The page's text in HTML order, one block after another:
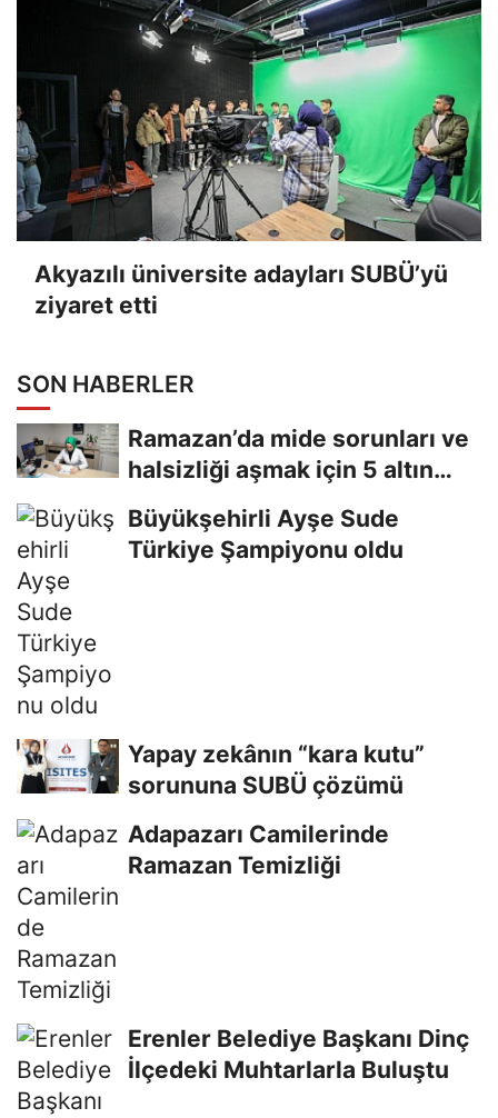
Akyazılı üniversite adayları SUBÜ’yü
ziyaret etti
SON HABERLER
Ramazan’da mide sorunları ve
halsizliği aşmak için 5 altın
Büyükşehirli Ayşe Sude
Türkiye Şampiyonu oldu
Yapay zekânın “kara kutu”
sorununa SUBÜ çözümü
Adapazarı Camilerinde
Ramazan Temizliği
Erenler Belediye Başkanı Dinç
İlçedeki Muhtarlarla Buluştu